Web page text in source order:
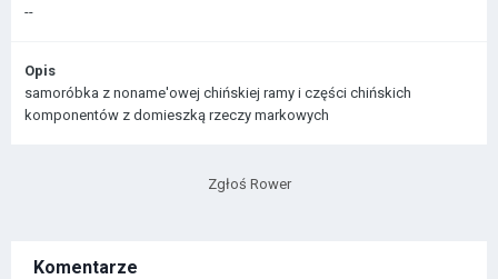
--
Opis
samoróbka z noname'owej chińskiej ramy i części chińskich
komponentów z domieszką rzeczy markowych
Zgłoś Rower
Komentarze